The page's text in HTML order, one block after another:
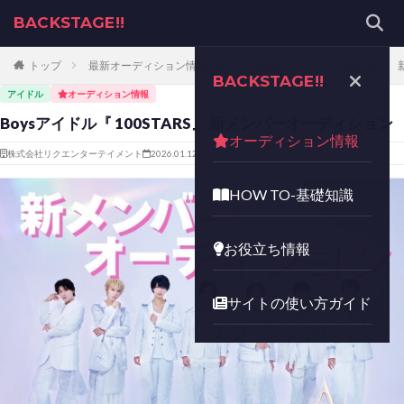
BACKSTAGE!!
BACKSTAGE!!
オーディション情報
HOW TO-基礎知識
お役立ち情報
サイトの使い方ガイド
トップ 最新オーディション情報一覧 Boysアイドル『 100STARS
アイドル オーディション情報
Boysアイドル『 100STARS』 新メンバーオーディション
株式会社リクエンターテイメント 2026.01.12